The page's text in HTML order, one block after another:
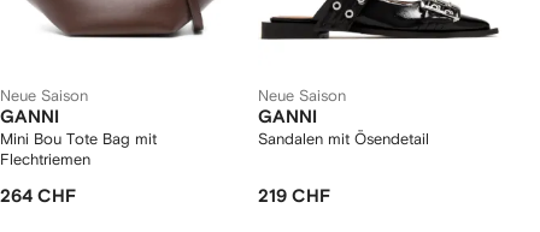
Neue Saison
GANNI
Mini Bou Tote Bag mit
Flechtriemen
264 CHF
Neue Saison
GANNI
Sandalen mit Ösendetail
219 CHF